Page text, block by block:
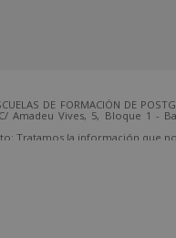
DE FORMACIÓN DE
Amadeu Vives, 5, Bloque 1 -
Tratamos la información que
y otros tipo de productos
sus derechos identificándose
nuestra Política de